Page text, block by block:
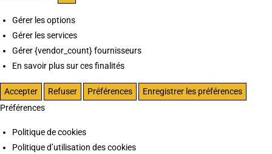
Gérer les options
Gérer les services
Gérer {vendor_count} fournisseurs
En savoir plus sur ces finalités
Accepter Refuser Préférences
Enregistrer les préférences
Préférences
Politique de cookies
Politique d’utilisation des cookies